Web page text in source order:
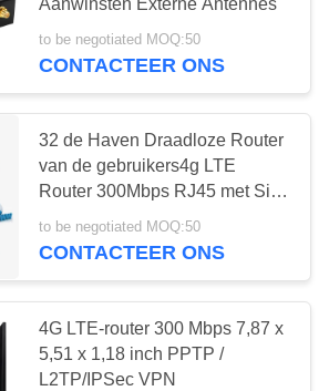
Aanwinsten Externe Antennes
to be negotiated MOQ:50
CONTACTEER ONS
32 de Haven Draadloze Router
van de gebruikers4g LTE
Router 300Mbps RJ45 met Sim
Card Slot
to be negotiated MOQ:50
CONTACTEER ONS
4G LTE-router 300 Mbps 7,87 x
5,51 x 1,18 inch PPTP /
L2TP/IPSec VPN